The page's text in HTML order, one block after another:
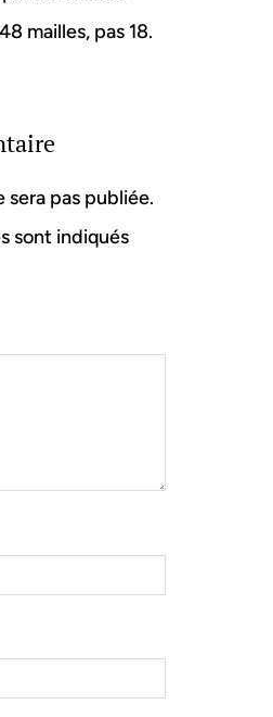
mailles, pas 18.
sera pas publiée.
sont indiqués